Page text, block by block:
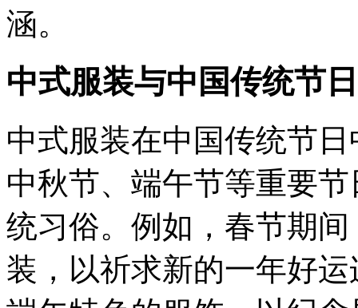
涵。
中式服装与中国传统节
中式服装在中国传统节
中秋节、端午节等重要
统习俗。例如，春节期
装，以祈求新的一年好